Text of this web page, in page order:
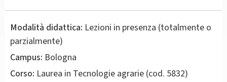
Modalità didattica: Lezioni in presenza (totalmente o
parzialmente)
Campus: Bologna
Corso: Laurea in Tecnologie agrarie (cod. 5832)